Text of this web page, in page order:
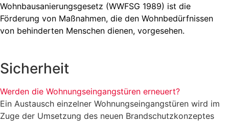
Wohnbausanierungsgesetz (WWFSG 1989) ist die
Förderung von Maßnahmen, die den Wohnbedürfnissen
von behinderten Menschen dienen, vorgesehen.
Sicherheit
Werden die Wohnungseingangstüren erneuert?
Ein Austausch einzelner Wohnungseingangstüren wird im
Zuge der Umsetzung des neuen Brandschutzkonzeptes